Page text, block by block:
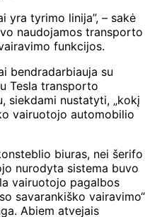
yra tyrimo linija”, – sakė
naudojamos transporto
funkcijos.
bendradarbiauja su
Tesla transporto
siekdami nustatyti, „kokį
vairuotojo automobilio
biuras, nei šerifo
nurodyta sistema buvo
vairuotojo pagalbos
savarankiško vairavimo“
Abiem atvejais